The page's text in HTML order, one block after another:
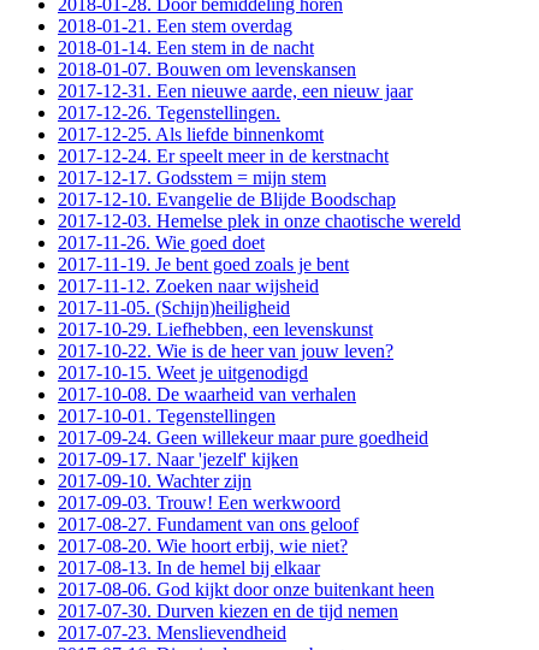
2018-01-21. Een stem overdag
2018-01-14. Een stem in de nacht
2018-01-07. Bouwen om levenskansen
2017-12-31. Een nieuwe aarde, een nieuw jaar
2017-12-26. Tegenstellingen.
2017-12-25. Als liefde binnenkomt
2017-12-24. Er speelt meer in de kerstnacht
2017-12-17. Godsstem = mijn stem
2017-12-10. Evangelie de Blijde Boodschap
2017-12-03. Hemelse plek in onze chaotische wereld
2017-11-26. Wie goed doet
2017-11-19. Je bent goed zoals je bent
2017-11-12. Zoeken naar wijsheid
2017-11-05. (Schijn)heiligheid
2017-10-29. Liefhebben, een levenskunst
2017-10-22. Wie is de heer van jouw leven?
2017-10-15. Weet je uitgenodigd
2017-10-08. De waarheid van verhalen
2017-10-01. Tegenstellingen
2017-09-24. Geen willekeur maar pure goedheid
2017-09-17. Naar 'jezelf' kijken
2017-09-10. Wachter zijn
2017-09-03. Trouw! Een werkwoord
2017-08-27. Fundament van ons geloof
2017-08-20. Wie hoort erbij, wie niet?
2017-08-13. In de hemel bij elkaar
2017-08-06. God kijkt door onze buitenkant heen
2017-07-30. Durven kiezen en de tijd nemen
2017-07-23. Menslievendheid